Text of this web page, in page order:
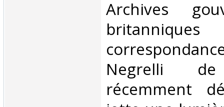
Archives
Negrelli de
récemment